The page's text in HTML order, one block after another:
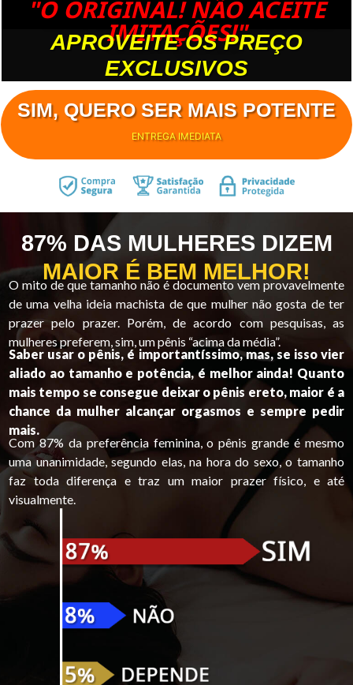
"O ORIGINAL! NÃO ACEITE
IMITAÇÕES!"
APROVEITE OS PREÇO
EXCLUSIVOS
SIM, QUERO SER MAIS POTENTE
ENTREGA IMEDIATA
87% DAS MULHERES DIZEM
MAIOR É BEM MELHOR!
O mito de que tamanho não é documento vem provavelmente
de uma velha ideia machista de que mulher não gosta de ter
prazer pelo prazer. Porém, de acordo com pesquisas, as
mulheres preferem, sim, um pênis “acima da média”.
Saber usar o pênis, é importantíssimo, mas, se isso vier
aliado ao tamanho e potência, é melhor ainda! Quanto
mais tempo se consegue deixar o pênis ereto, maior é a
chance da mulher alcançar orgasmos e sempre pedir
mais.
Com 87% da preferência feminina, o pênis grande é mesmo
uma unanimidade, segundo elas, na hora do sexo, o tamanho
faz toda diferença e traz um maior prazer físico, e até
visualmente.